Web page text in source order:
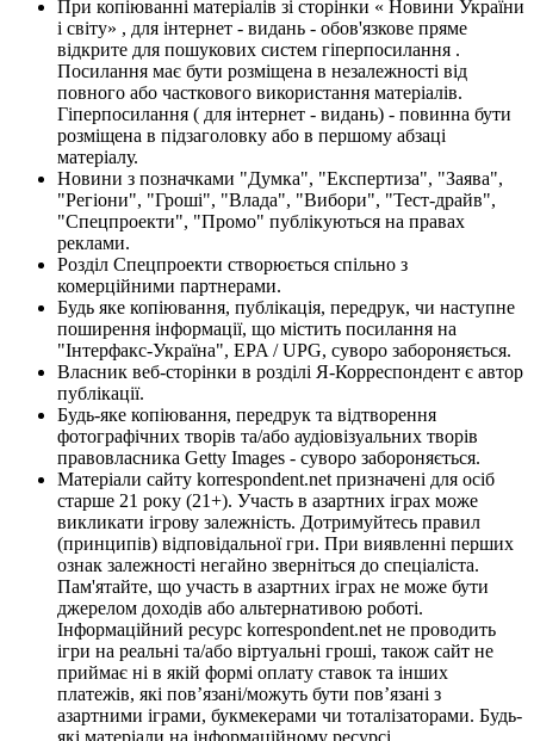
При копіюванні матеріалів зі сторінки « Новини України
і світу» , для інтернет - видань - обов'язкове пряме
відкрите для пошукових систем гіперпосилання .
Посилання має бути розміщена в незалежності від
повного або часткового використання матеріалів.
Гіперпосилання ( для інтернет - видань) - повинна бути
розміщена в підзаголовку або в першому абзаці
матеріалу.
Новини з позначками "Думка", "Експертиза", "Заява",
"Регіони", "Гроші", "Влада", "Вибори", "Тест-драйв",
"Спецпроекти", "Промо" публікуються на правах
реклами.
Розділ Спецпроекти створюється спільно з
комерційними партнерами.
Будь яке копіювання, публікація, передрук, чи наступне
поширення інформації, що містить посилання на
"Інтерфакс-Україна", EPA / UPG, суворо забороняється.
Власник веб-сторінки в розділі Я-Корреспондент є автор
публікації.
Будь-яке копіювання, передрук та відтворення
фотографічних творів та/або аудіовізуальних творів
правовласника Getty Images - суворо забороняється.
Матеріали сайту korrespondent.net призначені для осіб
старше 21 року (21+). Участь в азартних іграх може
викликати ігрову залежність. Дотримуйтесь правил
(принципів) відповідальної гри. При виявленні перших
ознак залежності негайно зверніться до спеціаліста.
Пам'ятайте, що участь в азартних іграх не може бути
джерелом доходів або альтернативою роботі.
Інформаційний ресурс korrespondent.net не проводить
ігри на реальні та/або віртуальні гроші, також сайт не
приймає ні в якій формі оплату ставок та інших
платежів, які пов’язані/можуть бути пов’язані з
азартними іграми, букмекерами чи тоталізаторами. Будь-